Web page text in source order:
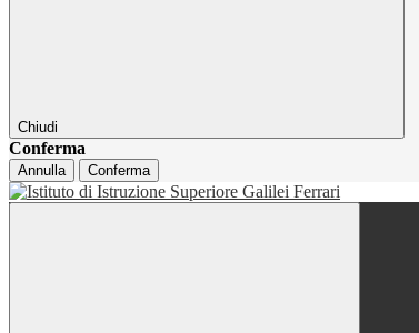
Chiudi
Conferma
Annulla Conferma